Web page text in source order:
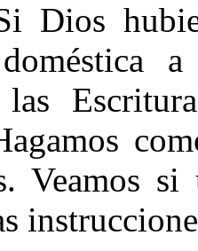
doméstica
las
Veamos